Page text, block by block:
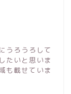
うろうろして
たいと思いま
も載せていま